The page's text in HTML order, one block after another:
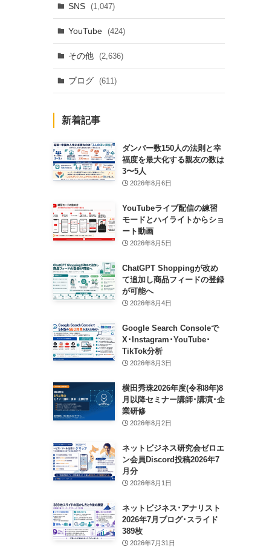
SNS (1,047)
YouTube (424)
その他 (2,636)
ブログ (611)
新着記事
ダンバー数150人の法則と幸
福度を最大化する親友の数は
3〜5人
2026年8月6日
YouTubeライブ配信の練習
モードとハイライトからショ
ート動画
2026年8月5日
ChatGPT Shoppingが改め
て追加し商品フィードの登録
が可能へ
2026年8月4日
Google Search Consoleで
X･Instagram･YouTube･
TikTok分析
2026年8月3日
横田秀珠2026年度(令和8年)8
月以降セミナー講師･講演･企
業研修
2026年8月2日
ネットビジネス研究会ゼロエ
ン会員Discord投稿2026年7
月分
2026年8月1日
ネットビジネス･アナリスト
2026年7月ブログ･スライド
389枚
2026年7月31日